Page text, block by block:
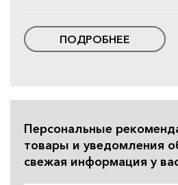
ПОДРОБНЕЕ
Персональные
товары и уведомления
свежая информация у